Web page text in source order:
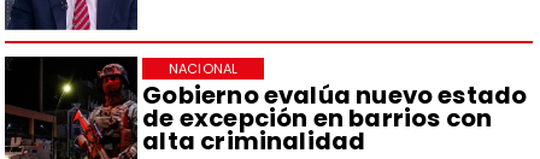
Gobierno evalúa nuevo estado
de excepción en barrios con
alta criminalidad
NACIONAL